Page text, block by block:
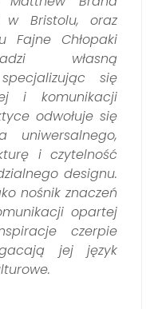
Bristolu, oraz
Fajne Chłopaki
własną
się
i komunikacji
odwołuje się
uniwersalnego,
i czytelność
designu.
nośnik znaczeń
opartej
czerpie
jej język